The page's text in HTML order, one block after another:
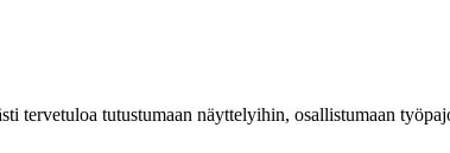
tervetuloa tutustumaan näyttelyihin, osallistumaan